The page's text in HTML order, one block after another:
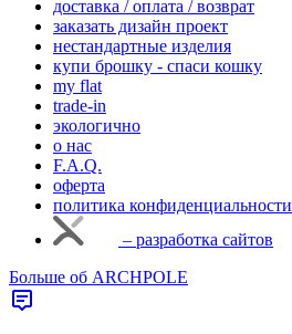
доставка / оплата / возврат
заказать дизайн проект
нестандартные изделия
купи брошку - спаси кошку
my flat
trade-in
экологично
о нас
F.A.Q.
оферта
политика конфиденциальности
– разработка сайтов
Больше об ARCHPOLE